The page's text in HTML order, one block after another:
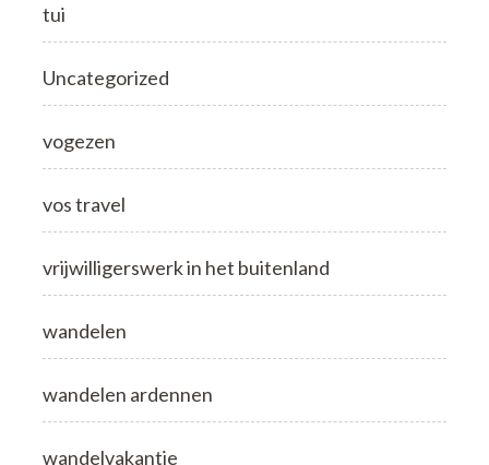
tui
Uncategorized
vogezen
vos travel
vrijwilligerswerk in het buitenland
wandelen
wandelen ardennen
wandelvakantie